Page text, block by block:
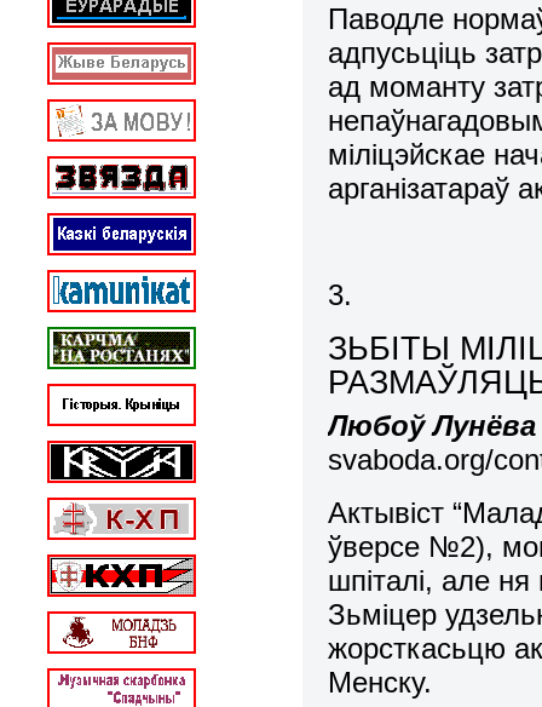
Паводле
адпусьціць
ад моманту
міліцэйскае
арганізатараў
3.
ЗЬБІТЫ
Любоў Лунёва
svaboda.org/
Актывіст
ўверсе №2),
шпіталі, але
Зьміцер
жорсткасьцю
Менску.